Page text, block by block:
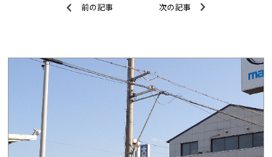
前の記事 次の記事